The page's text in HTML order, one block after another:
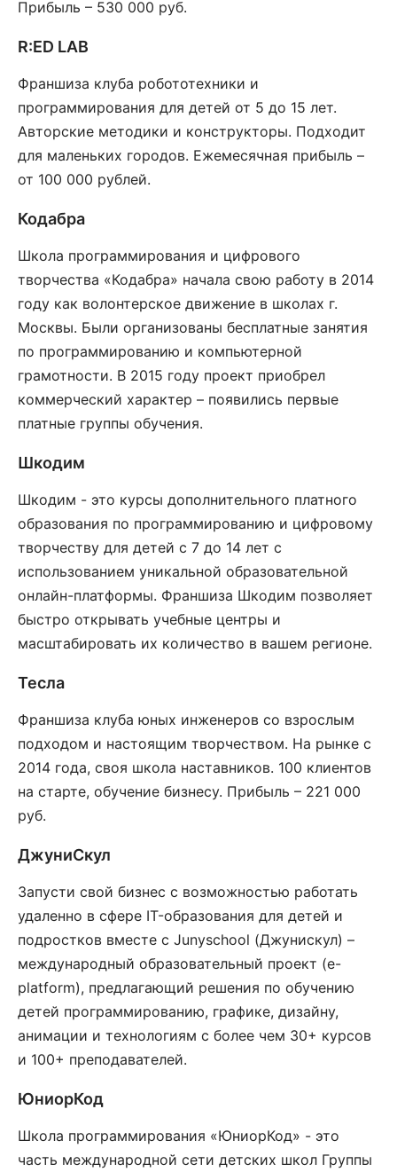
Прибыль – 530 000 руб.
R:ED LAB
Франшиза клуба робототехники и
программирования для детей от 5 до 15 лет.
Авторские методики и конструкторы. Подходит
для маленьких городов. Ежемесячная прибыль –
от 100 000 рублей.
Кодабра
Школа программирования и цифрового
творчества «Кодабра» начала свою работу в 2014
году как волонтерское движение в школах г.
Москвы. Были организованы бесплатные занятия
по программированию и компьютерной
грамотности. В 2015 году проект приобрел
коммерческий характер – появились первые
платные группы обучения.
Шкодим
Шкодим - это курсы дополнительного платного
образования по программированию и цифровому
творчеству для детей с 7 до 14 лет с
использованием уникальной образовательной
онлайн-платформы. Франшиза Шкодим позволяет
быстро открывать учебные центры и
масштабировать их количество в вашем регионе.
Тесла
Франшиза клуба юных инженеров со взрослым
подходом и настоящим творчеством. На рынке с
2014 года, своя школа наставников. 100 клиентов
на старте, обучение бизнесу. Прибыль – 221 000
руб.
ДжуниСкул
Запусти свой бизнес с возможностью работать
удаленно в сфере IT-образования для детей и
подростков вместе с Junyschool (Джунискул) –
международный образовательный проект (e-
platform), предлагающий решения по обучению
детей программированию, графике, дизайну,
анимации и технологиям с более чем 30+ курсов
и 100+ преподавателей.
ЮниорКод
Школа программирования «ЮниорКод» - это
часть международной сети детских школ Группы